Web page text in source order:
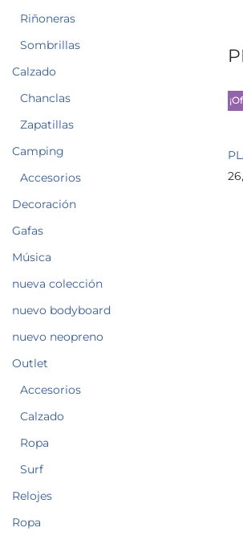
Riñoneras
Sombrillas
Calzado
Chanclas
Zapatillas
Camping
Accesorios
Decoración
Gafas
Música
nueva colección
nuevo bodyboard
nuevo neopreno
Outlet
Accesorios
Calzado
Ropa
Surf
Relojes
Ropa